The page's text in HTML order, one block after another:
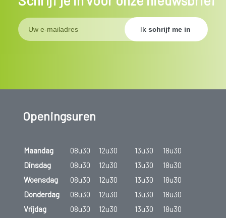
Openingsuren
Maandag 08u30 12u30 13u30
18u30
Dinsdag
08u30 12u30 13u30
18u30
Woensdag
08u30 12u30 13u30
18u30
Donderdag
08u30 12u30 13u30
18u30
Vrijdag
08u30 12u30 13u30
18u30